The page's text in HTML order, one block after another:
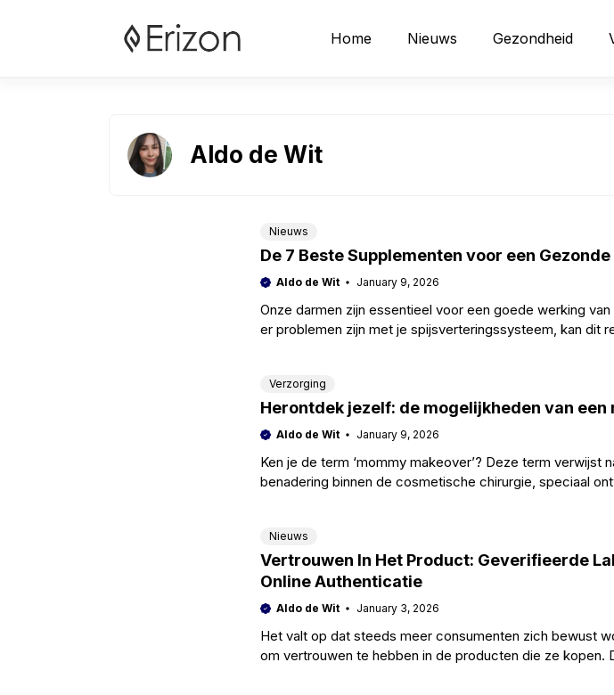
Home Nieuws Gezondheid
Aldo de Wit
Nieuws
De 7 Beste Supplementen voor een Gezonde
Aldo de Wit January 9, 2026
Onze darmen zijn essentieel voor een goede werking van
er problemen zijn met je spijsverteringssysteem, kan dit
Verzorging
Herontdek jezelf: de mogelijkheden van een
Aldo de Wit January 9, 2026
Ken je de term ‘mommy makeover’? Deze term verwijst
benadering binnen de cosmetische chirurgie, speciaal
Nieuws
Vertrouwen In Het Product: Geverifieerde
Online Authenticatie
Aldo de Wit January 3, 2026
Het valt op dat steeds meer consumenten zich bewust
om vertrouwen te hebben in de producten die ze kopen.